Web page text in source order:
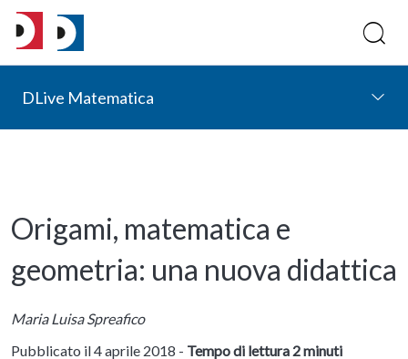
DLive Matematica
Origami, matematica e
geometria: una nuova didattica
Maria Luisa Spreafico
Pubblicato il 4 aprile 2018 - Tempo di lettura 2 minuti